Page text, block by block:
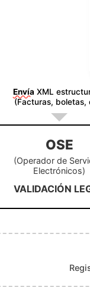
Envía XML
(Facturas, boletas,
OSE
(Operador de
Electrónicos)
VALIDACIÓN